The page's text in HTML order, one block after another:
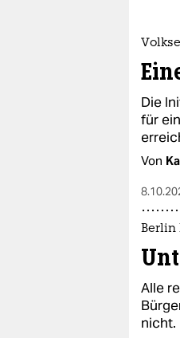
Die
für
Von
Berlin
Alle
nicht.